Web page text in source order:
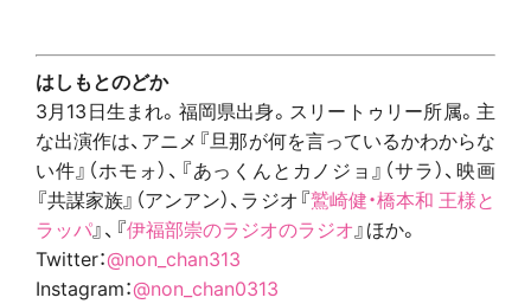
はしもとのどか
3月13日生まれ。福岡県出身。スリートゥリー所属。主
な出演作は、アニメ『旦那が何を言っているかわからな
い件』（ホモォ）、『あっくんとカノジョ』（サラ）、映画
『共謀家族』（アンアン）、ラジオ『鷲崎健・橋本和 王様と
ラッパ』、『伊福部崇のラジオのラジオ』ほか。
Twitter：@non_chan313
Instagram：@non_chan0313